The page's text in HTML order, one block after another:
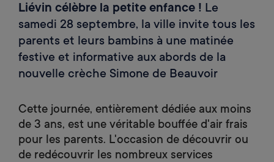
Liévin célèbre la petite enfance ! Le
samedi 28 septembre, la ville invite tous les
parents et leurs bambins à une matinée
festive et informative aux abords de la
nouvelle crèche Simone de Beauvoir
Cette journée, entièrement dédiée aux moins
de 3 ans, est une véritable bouffée d'air frais
pour les parents. L'occasion de découvrir ou
de redécouvrir les nombreux services